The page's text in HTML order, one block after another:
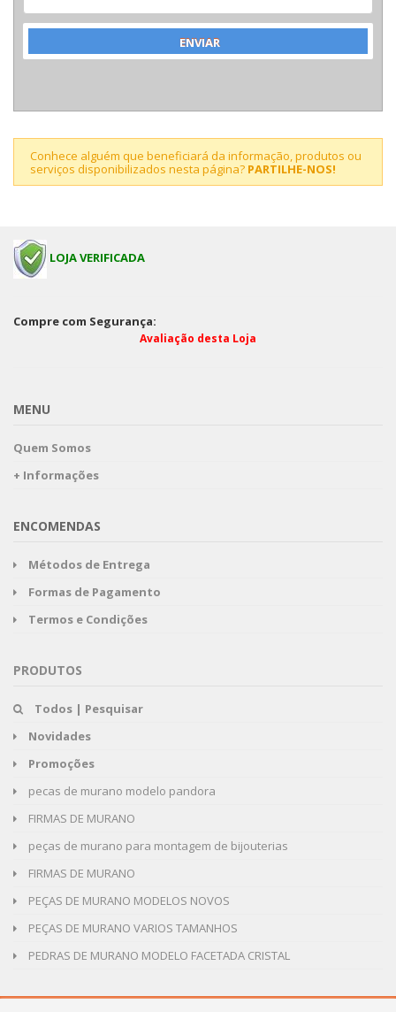
Conhece alguém que beneficiará da informação, produtos ou
serviços disponibilizados nesta página? PARTILHE-NOS!
LOJA VERIFICADA
Compre com Segurança:
Avaliação desta Loja
MENU
Quem Somos
+ Informações
ENCOMENDAS
Métodos de Entrega
Formas de Pagamento
Termos e Condições
PRODUTOS
Todos | Pesquisar
Novidades
Promoções
pecas de murano modelo pandora
FIRMAS DE MURANO
peças de murano para montagem de bijouterias
FIRMAS DE MURANO
PEÇAS DE MURANO MODELOS NOVOS
PEÇAS DE MURANO VARIOS TAMANHOS
PEDRAS DE MURANO MODELO FACETADA CRISTAL